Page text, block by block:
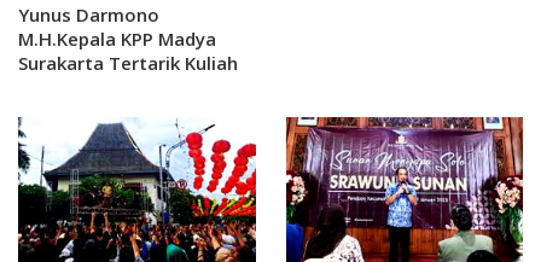
Yunus Darmono
M.H.Kepala KPP Madya
Surakarta Tertarik Kuliah